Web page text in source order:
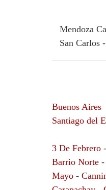
Mendoza
San Carlos
Buenos Aires
Santiago del
3 De Febrero -
Barrio Norte -
Mayo -